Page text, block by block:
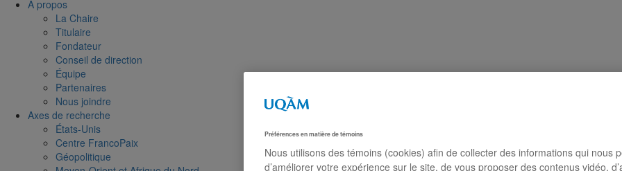
À propos
La Chaire
Titulaire
Fondateur
Conseil de direction
Équipe
Partenaires
Nous joindre
Axes de recherche
États-Unis
Centre FrancoPaix
Géopolitique
Préférences en matière de témoins
Nous utilisons des témoins (cookies) afin de collecter des informations qui nous
d’améliorer votre expérience sur le site, de vous proposer des contenus vidéo,